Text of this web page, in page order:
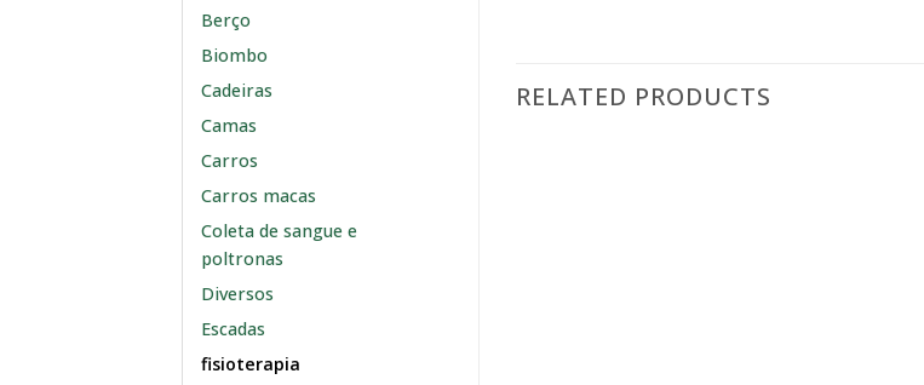
Berço
Biombo
Cadeiras
Camas
Carros
Carros macas
Coleta de sangue e
poltronas
Diversos
Escadas
fisioterapia
RELATED PRODUCTS